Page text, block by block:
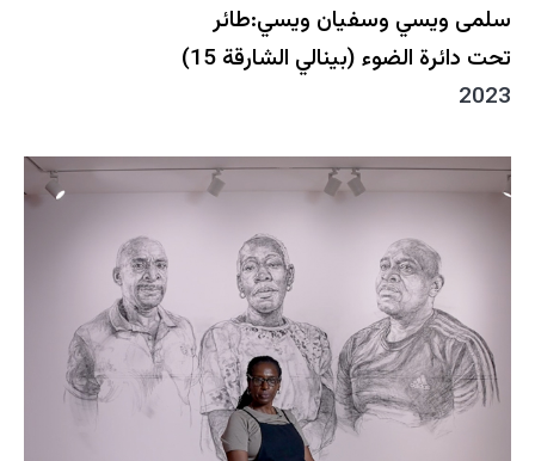
سلمى ويسي وسفيان ويسي:طائر
تحت دائرة الضوء (بينالي الشارقة 15)
2023